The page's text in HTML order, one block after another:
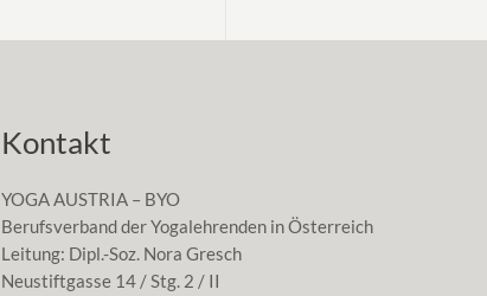
Kontakt
YOGA AUSTRIA – BYO
Berufsverband der Yogalehrenden in Österreich
Leitung: Dipl.-Soz. Nora Gresch
Neustiftgasse 14 / Stg. 2 / II